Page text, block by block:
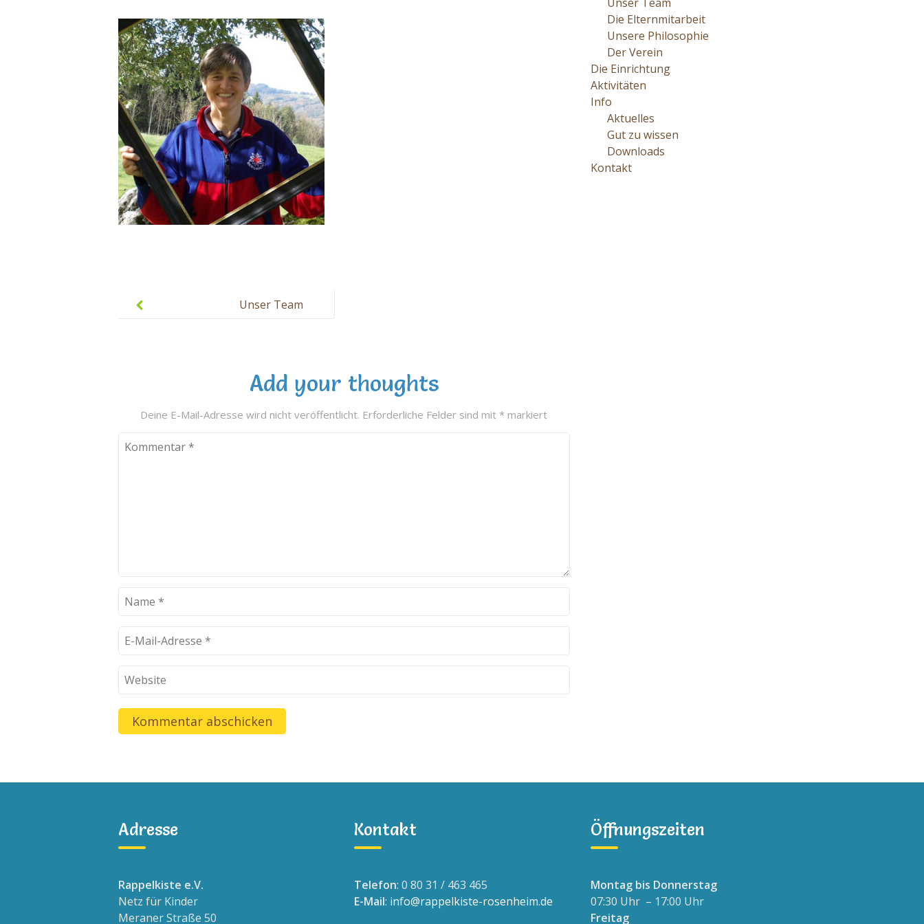
navigation Unser Team
Add your thoughts
Deine E-Mail-Adresse wird nicht veröffentlicht. Erforderliche Felder sind mit * markiert
Die Elternmitarbeit
Unsere Philosophie
Der Verein
Die Einrichtung
Aktivitäten
Info
Aktuelles
Gut zu wissen
Downloads
Kontakt
Adresse
Rappelkiste e.V.
Netz für Kinder
Meraner Straße 50
Kontakt
Telefon: 0 80 31 / 463 465
E-Mail: info@rappelkiste-rosenheim.de
Öffnungszeiten
Montag bis Donnerstag
07:30 Uhr – 17:00 Uhr
Freitag